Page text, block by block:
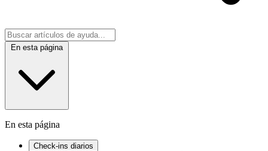
En esta página
En esta página
Check-ins diarios